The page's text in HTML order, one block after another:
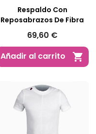
Respaldo Con
Reposabrazos De Fibra
69,60 €
Añadir al carrito
